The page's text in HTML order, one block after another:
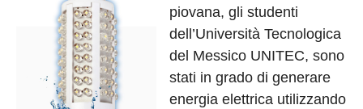
piovana, gli studenti
dell’Università Tecnologica
del Messico UNITEC, sono
stati in grado di generare
energia elettrica utilizzando